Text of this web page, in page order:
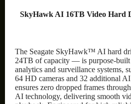
SkyHawk AI 16TB Video Hard
The Seagate SkyHawk™ AI hard
24TB of capacity — is purpose-
analytics and surveillance systems,
64 HD cameras and 32 additional
ensures zero dropped frames
AI technology, delivering smooth